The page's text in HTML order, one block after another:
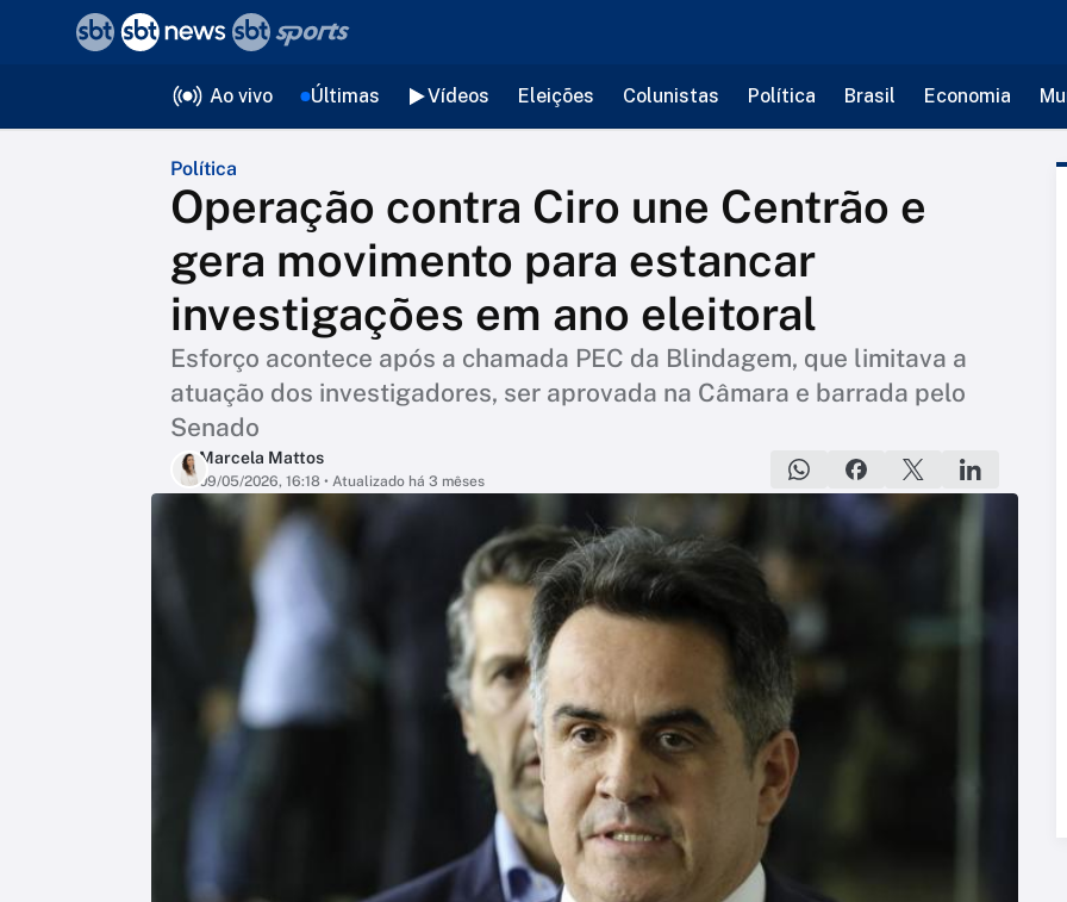
Ao vivo Últimas Vídeos Eleições Colunistas Política Brasil Economia
Política
Operação contra Ciro une Centrão e
gera movimento para estancar
investigações em ano eleitoral
Esforço acontece após a chamada PEC da Blindagem, que limitava a
atuação dos investigadores, ser aprovada na Câmara e barrada pelo
Senado
Marcela Mattos
09/05/2026, 16:18 • Atualizado há 3 mêses
voltar
Editorias